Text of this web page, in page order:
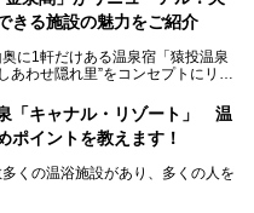
スの良さにも胸が高鳴ります。
っているパブリックサウナが、女
！
きる施設の魅力をご紹介
に1軒だけある温泉宿「猿投温泉
あわせ隠れ里”をコンセプトにリニ
るお風呂や、新設・改装された客
で作られたお料理……。
「キャナル・リゾート」 温
ポイントを教えます！
くの温浴施設があり、多くの人を